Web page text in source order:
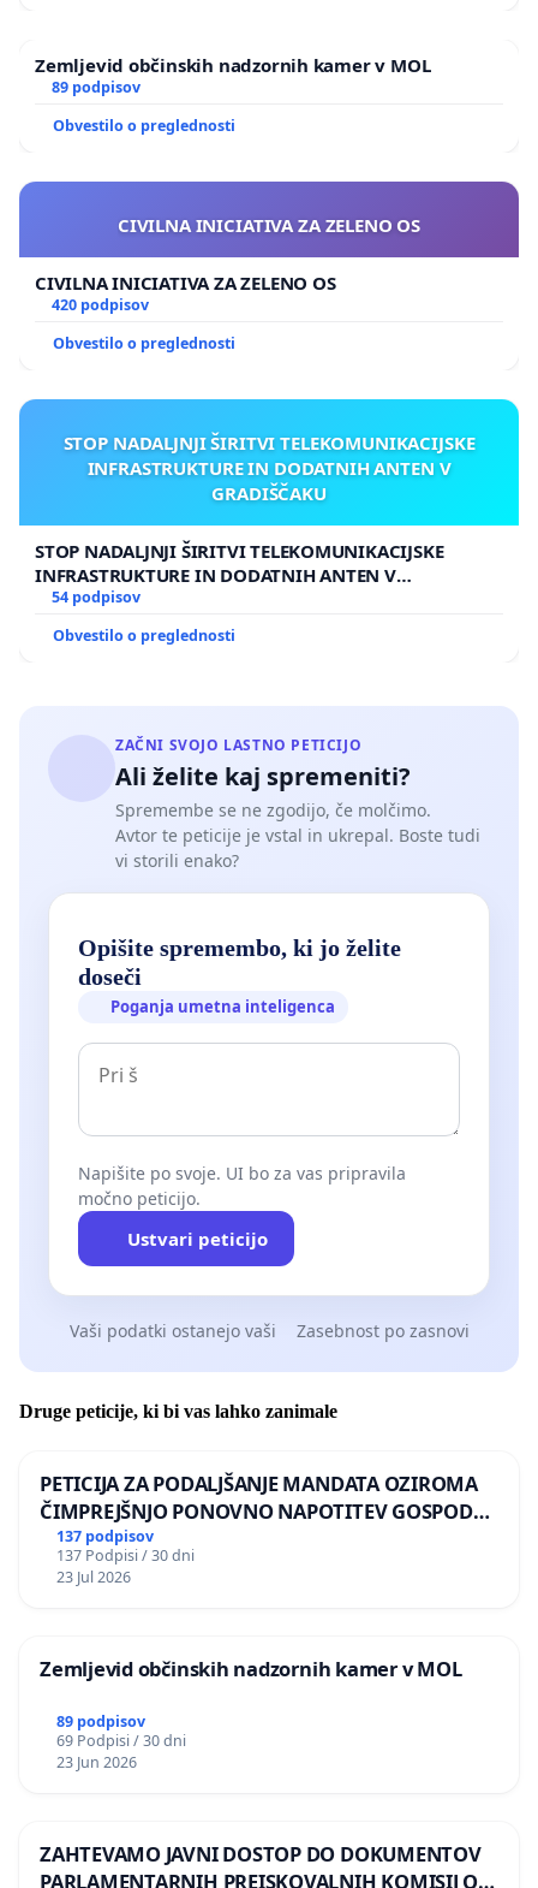
Zemljevid občinskih nadzornih kamer v MOL
89 podpisov
Obvestilo o preglednosti
CIVILNA INICIATIVA ZA ZELENO OS
CIVILNA INICIATIVA ZA ZELENO OS
420 podpisov
Obvestilo o preglednosti
STOP NADALJNJI ŠIRITVI TELEKOMUNIKACIJSKE
INFRASTRUKTURE IN DODATNIH ANTEN V
GRADIŠČAKU
STOP NADALJNJI ŠIRITVI TELEKOMUNIKACIJSKE
INFRASTRUKTURE IN DODATNIH ANTEN V
GRADIŠČAKU
54 podpisov
Obvestilo o preglednosti
ZAČNI SVOJO LASTNO PETICIJO
Ali želite kaj spremeniti?
Spremembe se ne zgodijo, če molčimo.
Avtor te peticije je vstal in ukrepal. Boste tudi
vi storili enako?
Opišite spremembo, ki jo želite
doseči
Poganja umetna inteligenca
Napišite po svoje. UI bo za vas pripravila
močno peticijo.
Ustvari peticijo
Vaši podatki ostanejo vaši Zasebnost po zasnovi
Druge peticije, ki bi vas lahko zanimale
PETICIJA ZA PODALJŠANJE MANDATA OZIROMA
ČIMPREJŠNJO PONOVNO NAPOTITEV GOSPODA
BERNARDA ŠRAJNERJA NA VELEPOSLANIŠTVO
REPUBLIKE SLOVENIJE V MOSKVI
137 podpisov
137 Podpisi / 30 dni
23 Jul 2026
Zemljevid občinskih nadzornih kamer v MOL
89 podpisov
69 Podpisi / 30 dni
23 Jun 2026
ZAHTEVAMO JAVNI DOSTOP DO DOKUMENTOV
PARLAMENTARNIH PREISKOVALNIH KOMISIJ O